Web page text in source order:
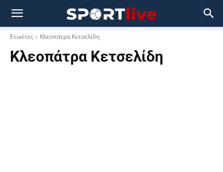
Ετικέτες Κλεοπάτρα Κετσελίδη
Κλεοπάτρα Κετσελίδη